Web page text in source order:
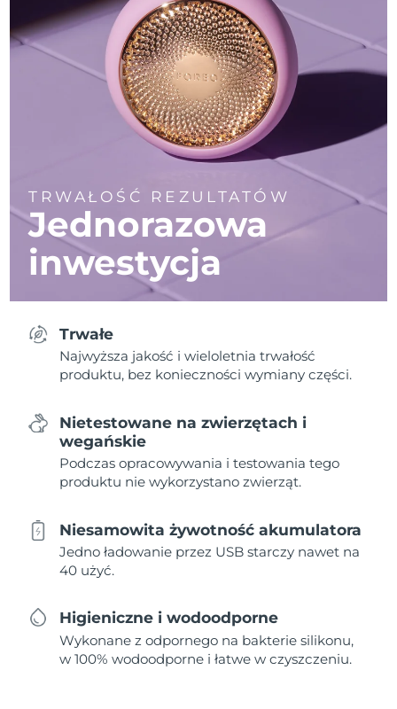
TRWAŁOŚĆ REZULTATÓW
Jednorazowa
inwestycja
Trwałe
Najwyższa jakość i wieloletnia trwałość
produktu, bez konieczności wymiany części.
Nietestowane na zwierzętach i
wegańskie
Podczas opracowywania i testowania tego
produktu nie wykorzystano zwierząt.
Niesamowita żywotność akumulatora
Jedno ładowanie przez USB starczy nawet na
40 użyć.
Higieniczne i wodoodporne
Wykonane z odpornego na bakterie silikonu,
w 100% wodoodporne i łatwe w czyszczeniu.